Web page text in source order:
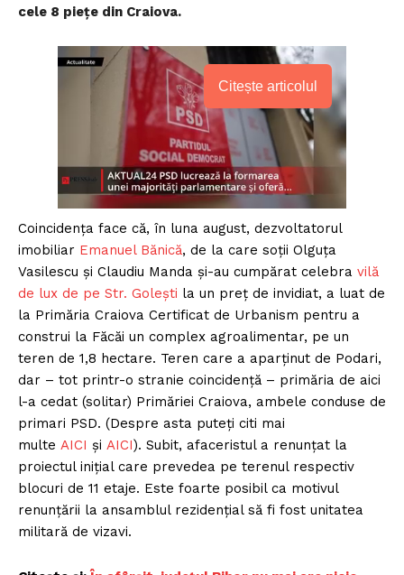
cele 8 piețe din Craiova.
Citește articolul
Coincidența face că, în luna august, dezvoltatorul
imobiliar Emanuel Bănică, de la care soții Olguța
Vasilescu și Claudiu Manda și-au cumpărat celebra vilă
de lux de pe Str. Golești la un preț de invidiat, a luat de
la Primăria Craiova Certificat de Urbanism pentru a
construi la Făcăi un complex agroalimentar, pe un
teren de 1,8 hectare. Teren care a aparținut de Podari,
dar – tot printr-o stranie coincidență – primăria de aici
l-a cedat (solitar) Primăriei Craiova, ambele conduse de
primari PSD. (Despre asta puteți citi mai
multe AICI și AICI). Subit, afaceristul a renunțat la
proiectul inițial care prevedea pe terenul respectiv
blocuri de 11 etaje. Este foarte posibil ca motivul
renunțării la ansamblul rezidențial să fi fost unitatea
militară de vizavi.